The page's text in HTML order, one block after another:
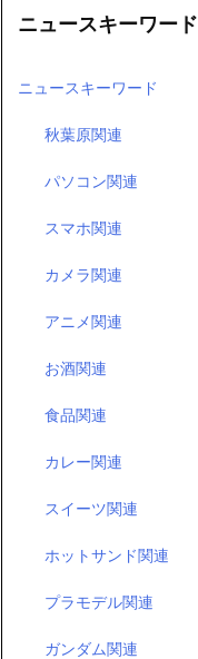
ニュースキーワード
ニュースキーワード
秋葉原関連
パソコン関連
スマホ関連
カメラ関連
アニメ関連
お酒関連
食品関連
カレー関連
スイーツ関連
ホットサンド関連
プラモデル関連
ガンダム関連